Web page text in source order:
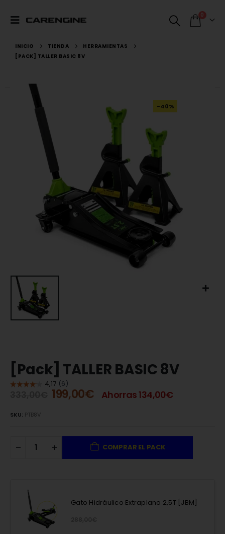
0
INICIO TIENDA
HERRAMIENTAS
[PACK] TALLER BASIC 8V
-40%
[Pack] TALLER BASIC 8V
199,00€ Ahorras134,00€
SKU: PTB8V
Gato Hidráulico Extraplano 2,5T [JBM]
COMPRAR EL PACK